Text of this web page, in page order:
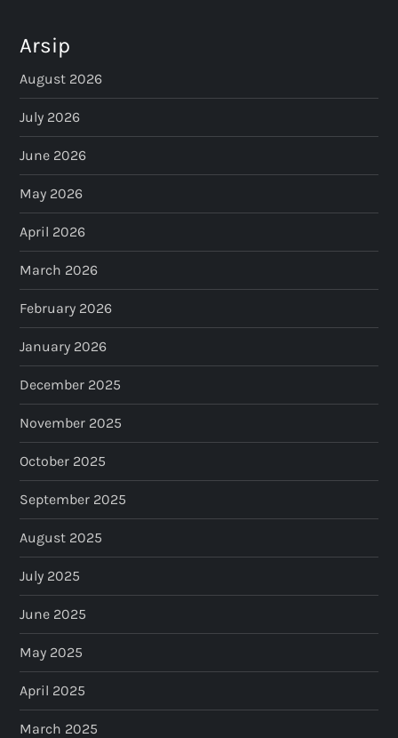
Arsip
August 2026
July 2026
June 2026
May 2026
April 2026
March 2026
February 2026
January 2026
December 2025
November 2025
October 2025
September 2025
August 2025
July 2025
June 2025
May 2025
April 2025
March 2025